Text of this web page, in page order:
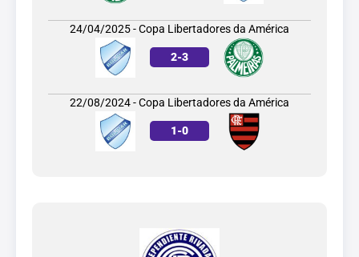
24/04/2025 - Copa Libertadores da América
2-3
22/08/2024 - Copa Libertadores da América
1-0